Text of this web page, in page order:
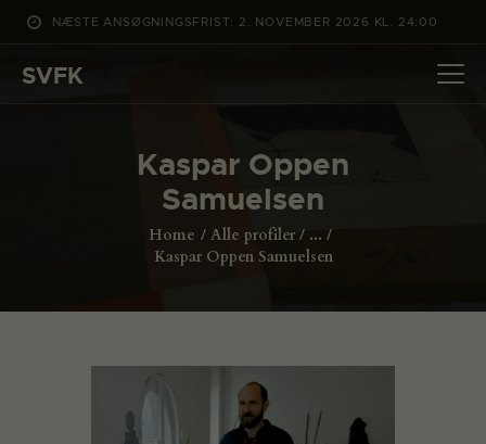
NÆSTE ANSØGNINGSFRIST: 2. NOVEMBER 2026 KL. 24:00
SVFK
Kaspar Oppen
Samuelsen
Home Alle profiler
...
Kaspar Oppen Samuelsen
DET SKER
PROJEKTER
ANSØG